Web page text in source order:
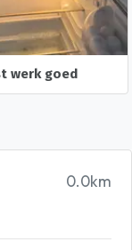
werk goed
0.0km